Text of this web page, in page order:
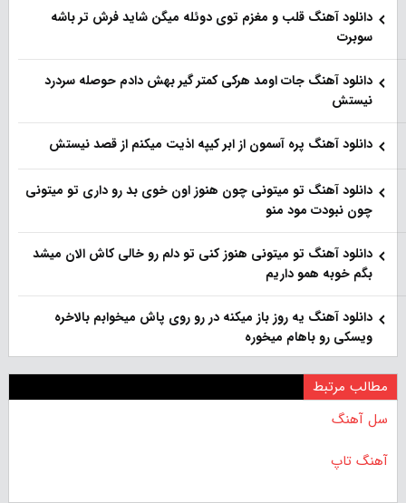
دانلود آهنگ قلب و مغزم توی دوئله میگن شاید فرش تر باشه
سوبرت
دانلود آهنگ جات اومد هرکی کمتر گیر بهش دادم حوصله سردرد
نیستش
دانلود آهنگ پره آسمون از ابر کیپه اذیت میکنم از قصد نیستش
دانلود آهنگ تو میتونی چون هنوز اون خوی بد رو داری تو میتونی
چون نبودت مود منو
دانلود آهنگ تو میتونی هنوز کنی تو دلم رو خالی کاش الان میشد
بگم خوبه همو داریم
دانلود آهنگ یه روز باز‌ میکنه در رو روی پاش میخوابم بالاخره
ویسکی رو باهام میخوره
مطالب مرتبط
سل آهنگ
آهنگ تاپ